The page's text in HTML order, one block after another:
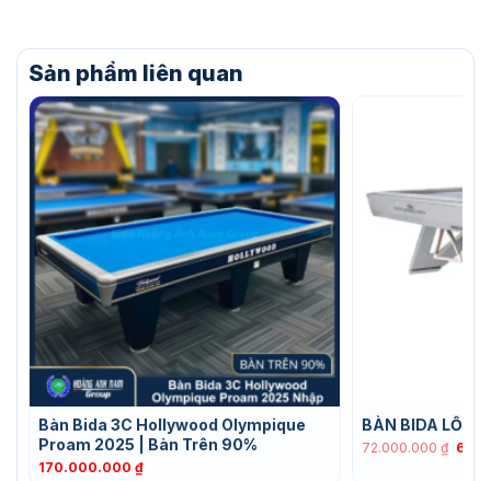
Sản phẩm liên quan
Bàn Bida 3C Hollywood Olympique
Proam 2025 | Bàn Trên 90%
170.000.000 ₫
BÀN BIDA LỖ
72.000.000₫ Giá